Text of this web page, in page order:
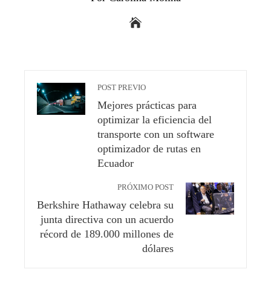
POST PREVIO
Mejores prácticas para
optimizar la eficiencia del
transporte con un software
optimizador de rutas en
Ecuador
PRÓXIMO POST
Berkshire Hathaway celebra su
junta directiva con un acuerdo
récord de 189.000 millones de
dólares